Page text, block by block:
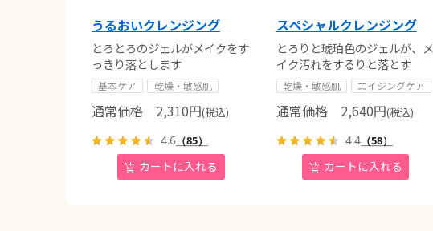
うるおいクレンジング
とろとろのジェルがメイクをす
っきり落とします
基本ケア 乾燥・敏感肌
通常価格 2,310円(税込)
4.6 （85）
スペシャルクレンジング
とろりと琥珀色のジェルが、メ
イク汚れをするりと落とす
乾燥・敏感肌 エイジングケア
通常価格2,640円(税込)
4.4（58）